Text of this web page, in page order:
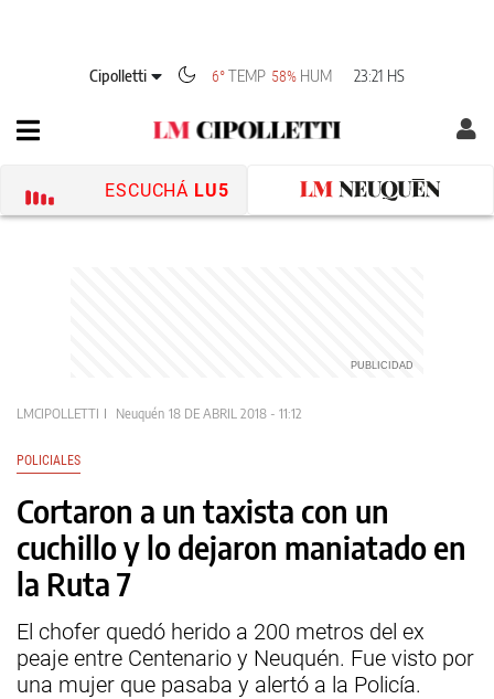
Cipolletti 6°TEMP 58% HUM 23:21 HS
ESCUCHÁ LU5
LMCIPOLLETTI Neuquén 18 DE ABRIL 2018 - 11:12
POLICIALES
Cortaron a un taxista con un
cuchillo y lo dejaron maniatado en
la Ruta 7
El chofer quedó herido a 200 metros del ex
peaje entre Centenario y Neuquén. Fue visto por
una mujer que pasaba y alertó a la Policía.